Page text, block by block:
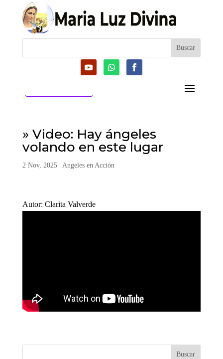
» Video: Hay ángeles
volando en este lugar
2 Nov, 2025| Angeles en Acción
Autor: Clarita Valverde
Buscar